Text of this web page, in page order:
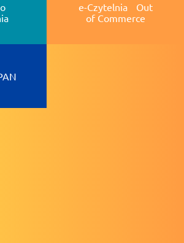
e-Czytelnia Out
of Commerce